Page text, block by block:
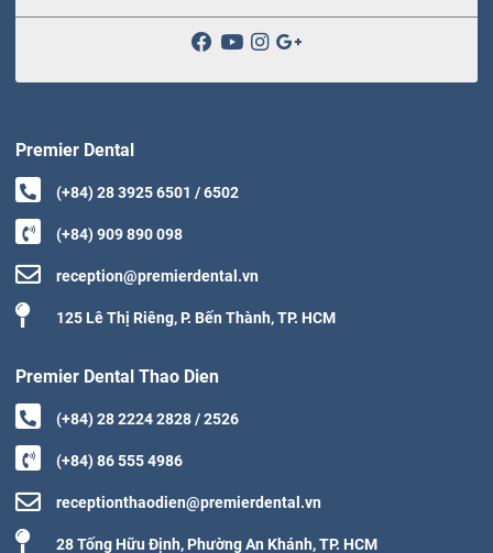
Premier Dental
(+84) 28 3925 6501 / 6502
(+84) 909 890 098
reception@premierdental.vn
125 Lê Thị Riêng, P. Bến Thành, TP. HCM
Premier Dental Thao Dien
(+84) 28 2224 2828 / 2526
(+84) 86 555 4986
receptionthaodien@premierdental.vn
28 Tống Hữu Định, Phường An Khánh, TP. HCM